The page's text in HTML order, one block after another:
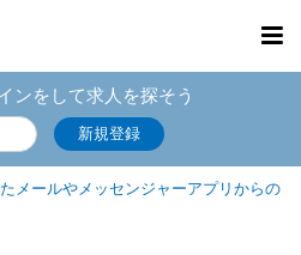
ンをして求人を探そう
新規登録
メールやメッセンジャーアプリからの